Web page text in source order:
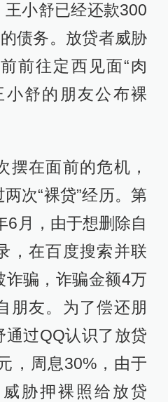
小舒已经还款300
债务。放贷者威胁
前往定西见面“肉
小舒的朋友公布裸
摆在面前的危机，
次“裸贷”经历。第
6月，由于想删除自
，在百度搜索并联
诈骗，诈骗金额4万
朋友。为了偿还朋
通过QQ认识了放贷
，周息30%，由于
胁押裸照给放贷